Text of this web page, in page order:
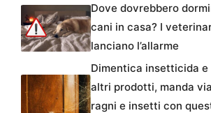
Dove dovrebbero
cani in casa? I
lanciano l’allarme
Dimentica insetticida e
altri prodotti, manda via
ragni e insetti con